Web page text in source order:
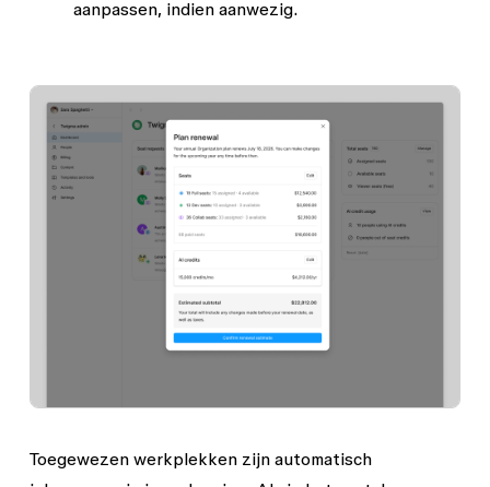
aanpassen, indien aanwezig.
Toegewezen werkplekken zijn automatisch